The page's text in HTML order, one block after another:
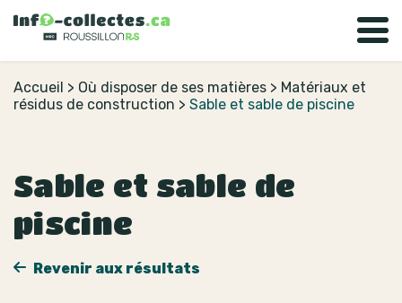
Accueil > Où disposer de ses matières > Matériaux et
résidus de construction > Sable et sable de piscine
Sable et sable de
piscine
Revenir aux résultats